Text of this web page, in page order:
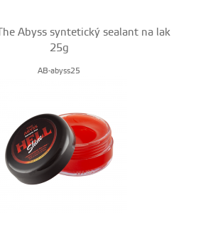
Abyss syntetický sealant na lak
25g
AB-abyss25